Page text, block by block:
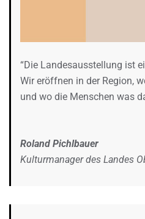
“Die Landesausstellung ist
Wir eröffnen in der Region,
und wo die Menschen was
Roland Pichlbauer
Kulturmanager des Landes